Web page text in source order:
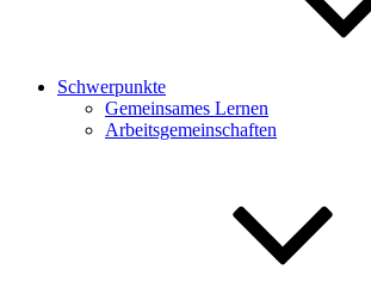
Schwerpunkte
Gemeinsames Lernen
Arbeitsgemeinschaften